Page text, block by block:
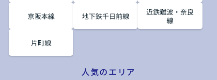
京阪本線 地下鉄千日前線
近鉄難波・奈良
線
片町線
人気のエリア